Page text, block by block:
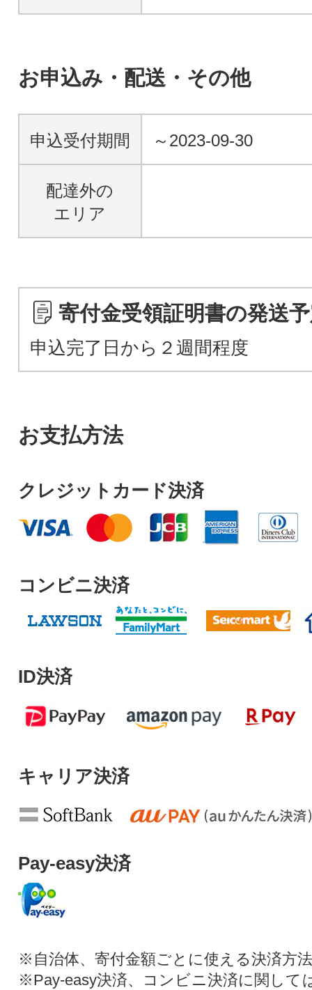
お申込み・配送・その他
申込受付期間 ～2023-09-30
配達外の
エリア
寄付金受領証明書の発送
申込完了日から２週間程度
お支払方法
クレジットカード決済
コンビニ決済
ID決済
キャリア決済
Pay-easy決済
※自治体、寄付金額ごとに使える決済方
※Pay-easy決済、コンビニ決済に関して